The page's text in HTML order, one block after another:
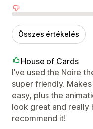
Negatív értékelések
Összes értékelés
House of Cards
I’ve used the Noire
super friendly.
easy, plus the
look great and really
recommend it!